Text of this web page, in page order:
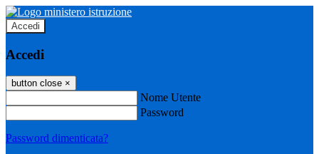
Accedi
Accedi
button close ×
Nome Utente
Password
Password dimenticata?